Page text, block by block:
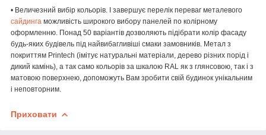
• Величезний вибір кольорів. І завершує перелік переваг металевого
сайдинга можливість широкого вибору панелей по колірному
оформленню. Понад 50 варіантів дозволяють підібрати колір фасаду
будь-яких будівель під найвибагливіші смаки замовників. Метал з
покриттям Printech (імітує натуральні матеріали, дерево різних порід і
дикий камінь), а так само кольорів за шкалою RAL як з глянсовою, так і з
матовою поверхнею, допоможуть Вам зробити свій будинок унікальним
і неповторним.
Приховати